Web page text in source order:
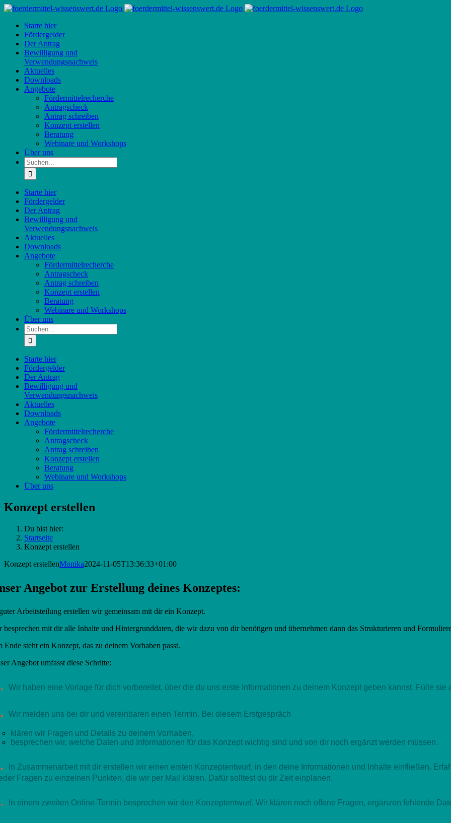
Zum
springenStarte hier
Fördergelder
Der Antrag
Bewilligung und
Verwendungsnachweis
Aktuelles
Downloads
Angebote
Fördermittelrecherche
Antragscheck
Antrag schreiben
Konzept erstellen
Beratung
Webinare und Workshops
Über uns
Suche
nach:
Starte hier
Fördergelder
Der Antrag
Bewilligung und
Verwendungsnachweis
Aktuelles
Downloads
Angebote
Fördermittelrecherche
Antragscheck
Antrag schreiben
Konzept erstellen
Beratung
Webinare und Workshops
Über uns
Suche
nach:
Starte hier
Fördergelder
Der Antrag
Bewilligung und
Verwendungsnachweis
Aktuelles
Downloads
Angebote
Fördermittelrecherche
Antragscheck
Antrag schreiben
Konzept erstellen
Beratung
Webinare und Workshops
Über uns
Konzept erstellen
Du bist hier:
Startseite
Konzept erstellen
Konzept erstellenMonika2024-11-05T13:36:33+01:00
Angebot zur Erstellung deines Konzeptes:
Arbeitsteilung erstellen wir gemeinsam mit dir ein Konzept.
besprechen mit dir alle Inhalte und Hintergrunddaten, die wir dazu von dir benötigen und übernehmen dann das Strukturieren und
Ende steht ein Konzept, das zu deinem Vorhaben passt.
Angebot umfasst diese Schritte:
Wir haben eine Vorlage für dich vorbereitet, über die du uns erste Informationen zu deinem Konzept geben kannst. Fülle
Wir melden uns bei dir und vereinbaren einen Termin. Bei diesem Erstgespräch
klären wir Fragen und Details zu deinem Vorhaben,
besprechen wir, welche Daten und Informationen für das Konzept wichtig sind und von dir noch ergänzt werden müssen.
In Zusammenarbeit mit dir erstellen wir einen ersten Konzeptentwurf, in den deine Informationen und Inhalte einfließen.
Fragen zu einzelnen Punkten, die wir per Mail klären. Dafür solltest du dir Zeit einplanen.
In einem zweiten Online-Termin besprechen wir den Konzeptentwurf. Wir klären noch offene Fragen, ergänzen fehlende